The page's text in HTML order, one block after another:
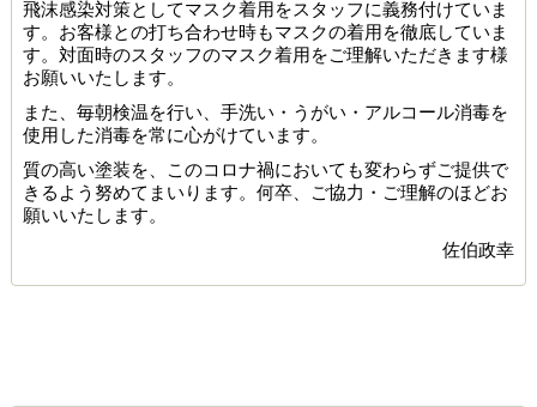
飛沫感染対策としてマスク着用をスタッフに義務付けていま
す。お客様との打ち合わせ時もマスクの着用を徹底していま
す。対面時のスタッフのマスク着用をご理解いただきます様
お願いいたします。
また、毎朝検温を行い、手洗い・うがい・アルコール消毒を
使用した消毒を常に心がけています。
質の高い塗装を、このコロナ禍においても変わらずご提供で
きるよう努めてまいります。何卒、ご協力・ご理解のほどお
願いいたします。
佐伯政幸